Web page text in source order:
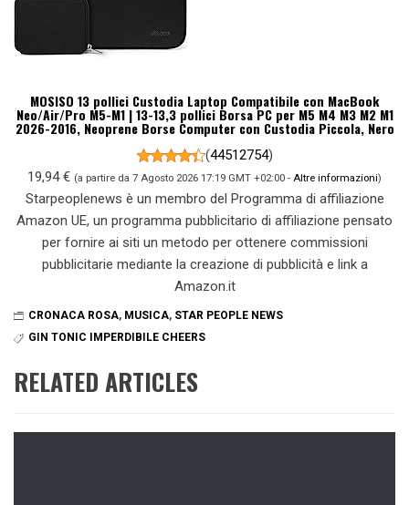
MOSISO 13 pollici Custodia Laptop Compatibile con MacBook
Neo/Air/Pro M5-M1 | 13-13,3 pollici Borsa PC per M5 M4 M3 M2 M1
2026-2016, Neoprene Borse Computer con Custodia Piccola, Nero
(44512754)
19,94 € (a partire da 7 Agosto 2026 17:19 GMT +02:00 - Altre informazioni)
Starpeoplenews è un membro del Programma di affiliazione
Amazon UE, un programma pubblicitario di affiliazione pensato
per fornire ai siti un metodo per ottenere commissioni
pubblicitarie mediante la creazione di pubblicità e link a
Amazon.it
CRONACA ROSA, MUSICA, STAR PEOPLE NEWS
GIN TONIC IMPERDIBILE CHEERS
RELATED ARTICLES